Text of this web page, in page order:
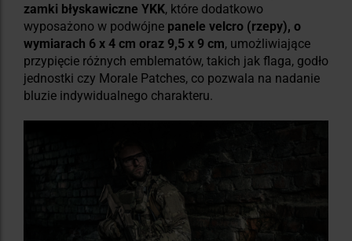
zamki błyskawiczne YKK, które dodatkowo
wyposażono w podwójne panele velcro (rzepy), o
wymiarach 6 x 4 cm oraz 9,5 x 9 cm, umożliwiające
przypięcie różnych emblematów, takich jak flaga, godło
jednostki czy Morale Patches, co pozwala na nadanie
bluzie indywidualnego charakteru.